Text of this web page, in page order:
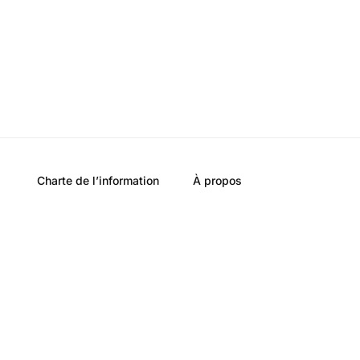
Charte de l’information À propos